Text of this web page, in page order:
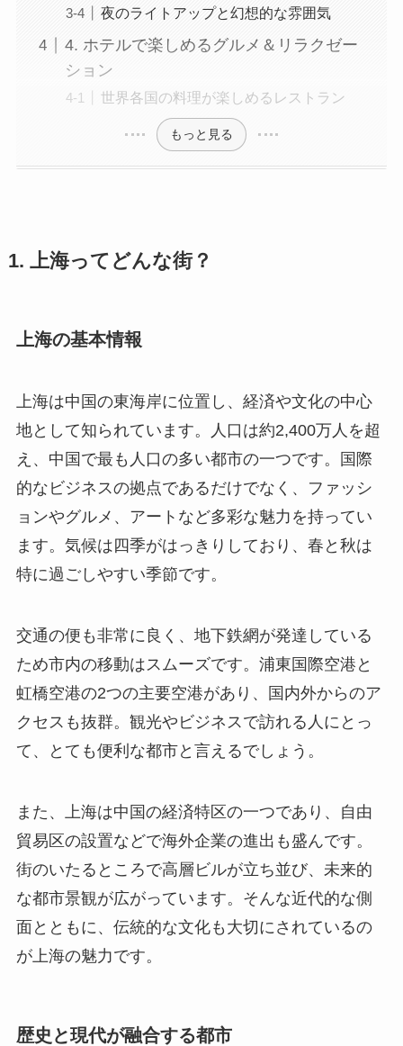
夜のライトアップと幻想的な雰囲気
4. ホテルで楽しめるグルメ＆リラクゼー
ション
世界各国の料理が楽しめるレストラン
もっと見る
1. 上海ってどんな街？
上海の基本情報
上海は中国の東海岸に位置し、経済や文化の中心
地として知られています。人口は約2,400万人を超
え、中国で最も人口の多い都市の一つです。国際
的なビジネスの拠点であるだけでなく、ファッシ
ョンやグルメ、アートなど多彩な魅力を持ってい
ます。気候は四季がはっきりしており、春と秋は
特に過ごしやすい季節です。
交通の便も非常に良く、地下鉄網が発達している
ため市内の移動はスムーズです。浦東国際空港と
虹橋空港の2つの主要空港があり、国内外からのア
クセスも抜群。観光やビジネスで訪れる人にとっ
て、とても便利な都市と言えるでしょう。
また、上海は中国の経済特区の一つであり、自由
貿易区の設置などで海外企業の進出も盛んです。
街のいたるところで高層ビルが立ち並び、未来的
な都市景観が広がっています。そんな近代的な側
面とともに、伝統的な文化も大切にされているの
が上海の魅力です。
歴史と現代が融合する都市